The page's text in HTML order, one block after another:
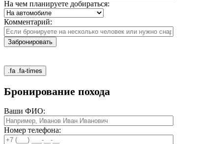
На чем планируете добираться:
Комментарий:
.fa .fa-times
Бронирование похода
Ваши ФИО:
Номер телефона: